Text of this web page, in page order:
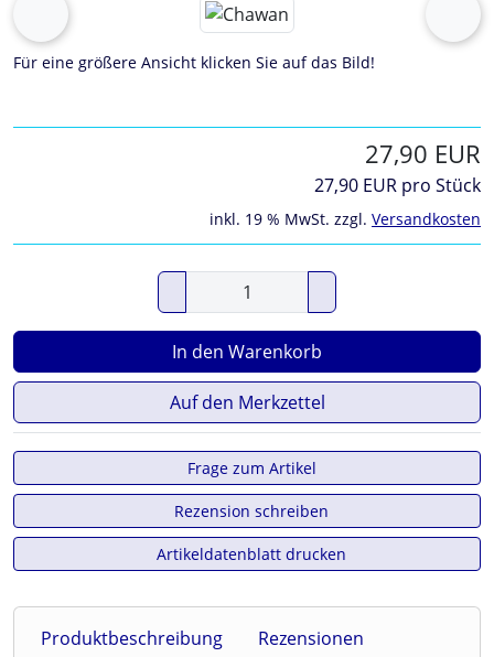
Wenn mehr als ein Produktbild exitiert, können Sie die
zurück vor
Für eine größere Ansicht klicken Sie auf das Bild!
27,90 EUR
27,90 EUR pro Stück
inkl. 19 % MwSt. zzgl. Versandkosten
In den Warenkorb
Auf den Merkzettel
Frage zum Artikel
Rezension schreiben
Artikeldatenblatt drucken
Produktbeschreibung Rezensionen